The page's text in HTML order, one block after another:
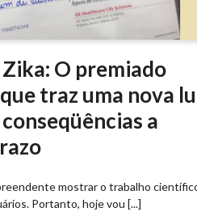
O premiado
traz uma nova
a
mostrar o trabalho
Portanto, hoje vou [...]